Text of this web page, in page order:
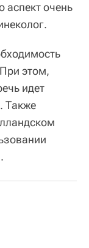
аспект очень
этом,
идет
Также